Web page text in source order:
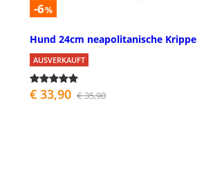
-6%
Hund 24cm neapolitanische Krippe
AUSVERKAUFT
€ 33,90 € 35,90